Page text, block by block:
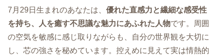
7月29日生まれのあなたは、 優れた直感力と繊細な感受性
を持ち、人を癒す不思議な魅力にあふれた人物です。周囲
の空気を敏感に感じ取りながらも、自分の世界観を大切に
し、芯の強さを秘めています。控えめに見えて実は情熱的